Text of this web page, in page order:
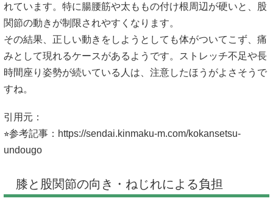
れています。特に腸腰筋や太ももの付け根周辺が硬いと、股
関節の動きが制限されやすくなります。
その結果、正しい動きをしようとしても体がついてこず、痛
みとして現れるケースがあるようです。ストレッチ不足や長
時間座り姿勢が続いている人は、注意したほうがよさそうで
すね。
引用元：
⭐︎参考記事： https://sendai.kinmaku-m.com/kokansetsu-
undougo
膝と股関節の向き・ねじれによる負担